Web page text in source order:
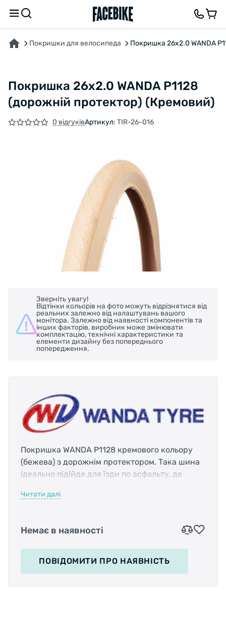
Покришки для велосипеда Покришка 26x2.0 WANDA
Покришка 26x2.0 WANDA P1128
(дорожній протектор) (Кремовий)
0 відгуківАртикул: TIR-26-016
Зверніть увагу!
Відтінки кольорів на фото можуть відрізнятися від
реальних залежно від налаштувань вашого
монітора. Залежно від наявності компонентів та
інших факторів, виробник може змінювати
комплектацію, технічні характеристики та
елементи дизайну без попереднього
попередження.
Покришка WANDA P1128 кремового кольору
(бежева) з дорожнім протектором. Така шина
ідеально підійде для їзди по асфальту, де
тільки ускладнювати поїздку.
Характеристики:
Розміри (дюйми): 26x2.0
Читати далі
Немає в наявності
ПОВІДОМИТИ ПРО НАЯВНІСТЬ
ПРО ТОВАР ХАРАКТЕРИСТИКИОПИС ВІДГУКИ ТА ЗАПИТАННЯ